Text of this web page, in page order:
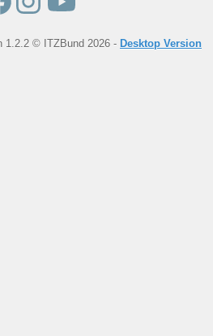
1.2.2 © ITZBund 2026 - Desktop Version